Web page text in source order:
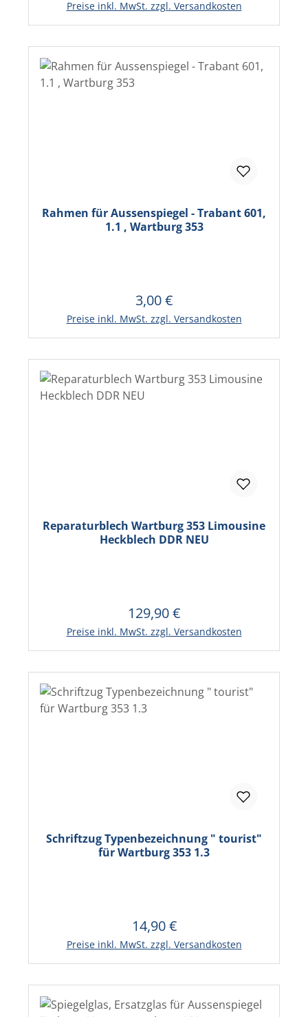
Preise inkl. MwSt. zzgl. Versandkosten
Rahmen für Aussenspiegel - Trabant 601,
1.1 , Wartburg 353
Regulärer Preis:
3,00 €
Preise inkl. MwSt. zzgl. Versandkosten
In den Warenkorb
Reparaturblech Wartburg 353 Limousine
Heckblech DDR NEU
Regulärer Preis:
129,90 €
Preise inkl. MwSt. zzgl. Versandkosten
In den Warenkorb
Schriftzug Typenbezeichnung " tourist"
für Wartburg 353 1.3
Regulärer Preis:
14,90 €
Preise inkl. MwSt. zzgl. Versandkosten
In den Warenkorb